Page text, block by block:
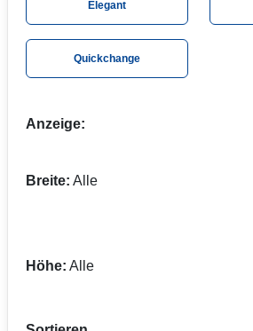
Express Lieferung, steht Ihnen
069 - 150 49 30 14gerne zur
erhalten Sie einen Nachdruck und
Textil Messewand – auf Wunsch
Elegant
Quickchange
Anzeige:
Breite: Alle
Höhe: Alle